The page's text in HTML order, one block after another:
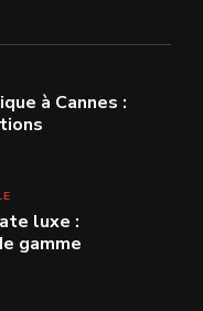
à Cannes :
luxe :
gamme